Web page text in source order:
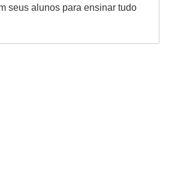
seus alunos para ensinar tudo